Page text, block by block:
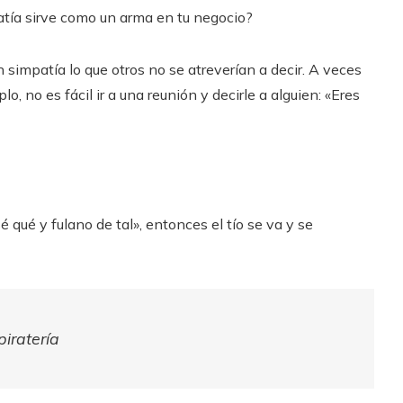
sirve como un arma en tu negocio?
lo que otros no se atreverían a decir. A veces
no es fácil ir a una reunión y decirle a alguien: «Eres
qué y fulano de tal», entonces el tío se va y se